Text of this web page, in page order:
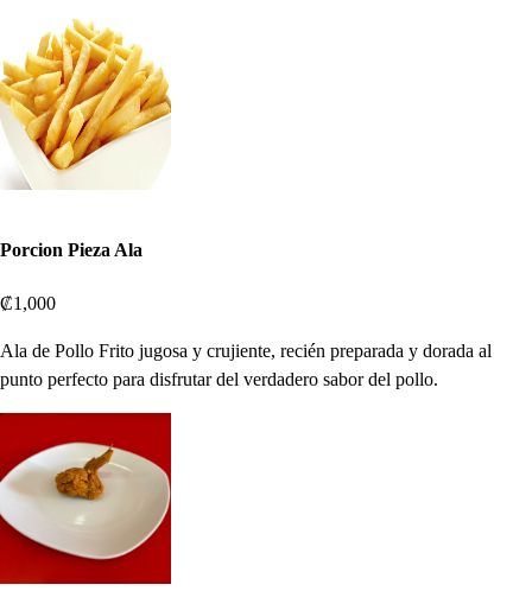
Porcion Pieza Ala
₡1,000
Ala de Pollo Frito jugosa y crujiente, recién preparada y dorada al
punto perfecto para disfrutar del verdadero sabor del pollo.